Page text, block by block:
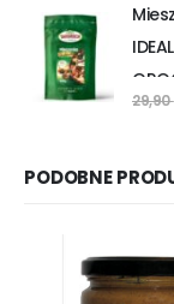
29,90
PODOBNE